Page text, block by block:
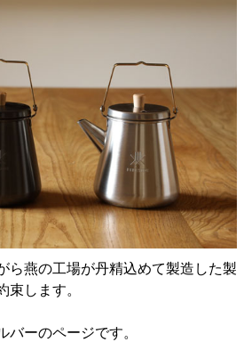
ら燕の工場が丹精込めて製造した製
束します。
ーのページです。